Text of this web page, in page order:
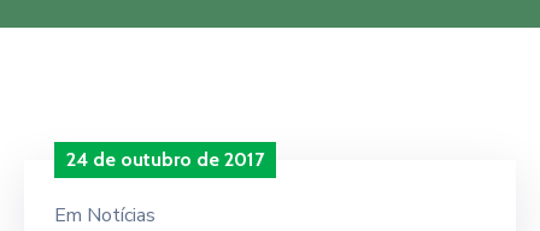
24 de outubro de 2017
Em Notícias